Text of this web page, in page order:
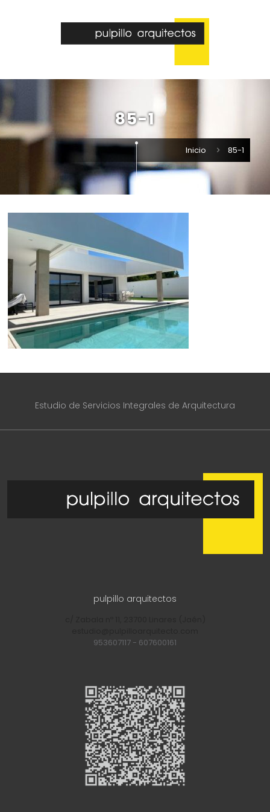
85-1
Inicio 85-1
Estudio de Servicios Integrales de Arquitectura
pulpillo arquitectos
953607117 - 607600161